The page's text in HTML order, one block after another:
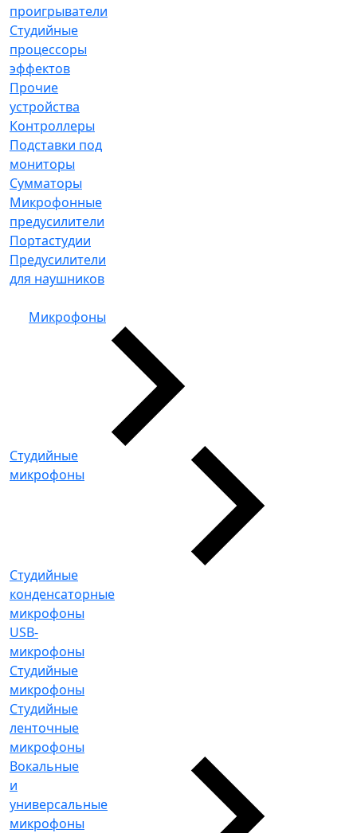
проигрыватели
Студийные
процессоры
эффектов
Прочие
устройства
Контроллеры
Подставки под
мониторы
Сумматоры
Микрофонные
предусилители
Портастудии
Предусилители
для наушников
Микрофоны
Студийные
микрофоны
Студийные
конденсаторные
микрофоны
USB-
микрофоны
Студийные
микрофоны
Студийные
ленточные
микрофоны
Вокальные
и
универсальные
микрофоны